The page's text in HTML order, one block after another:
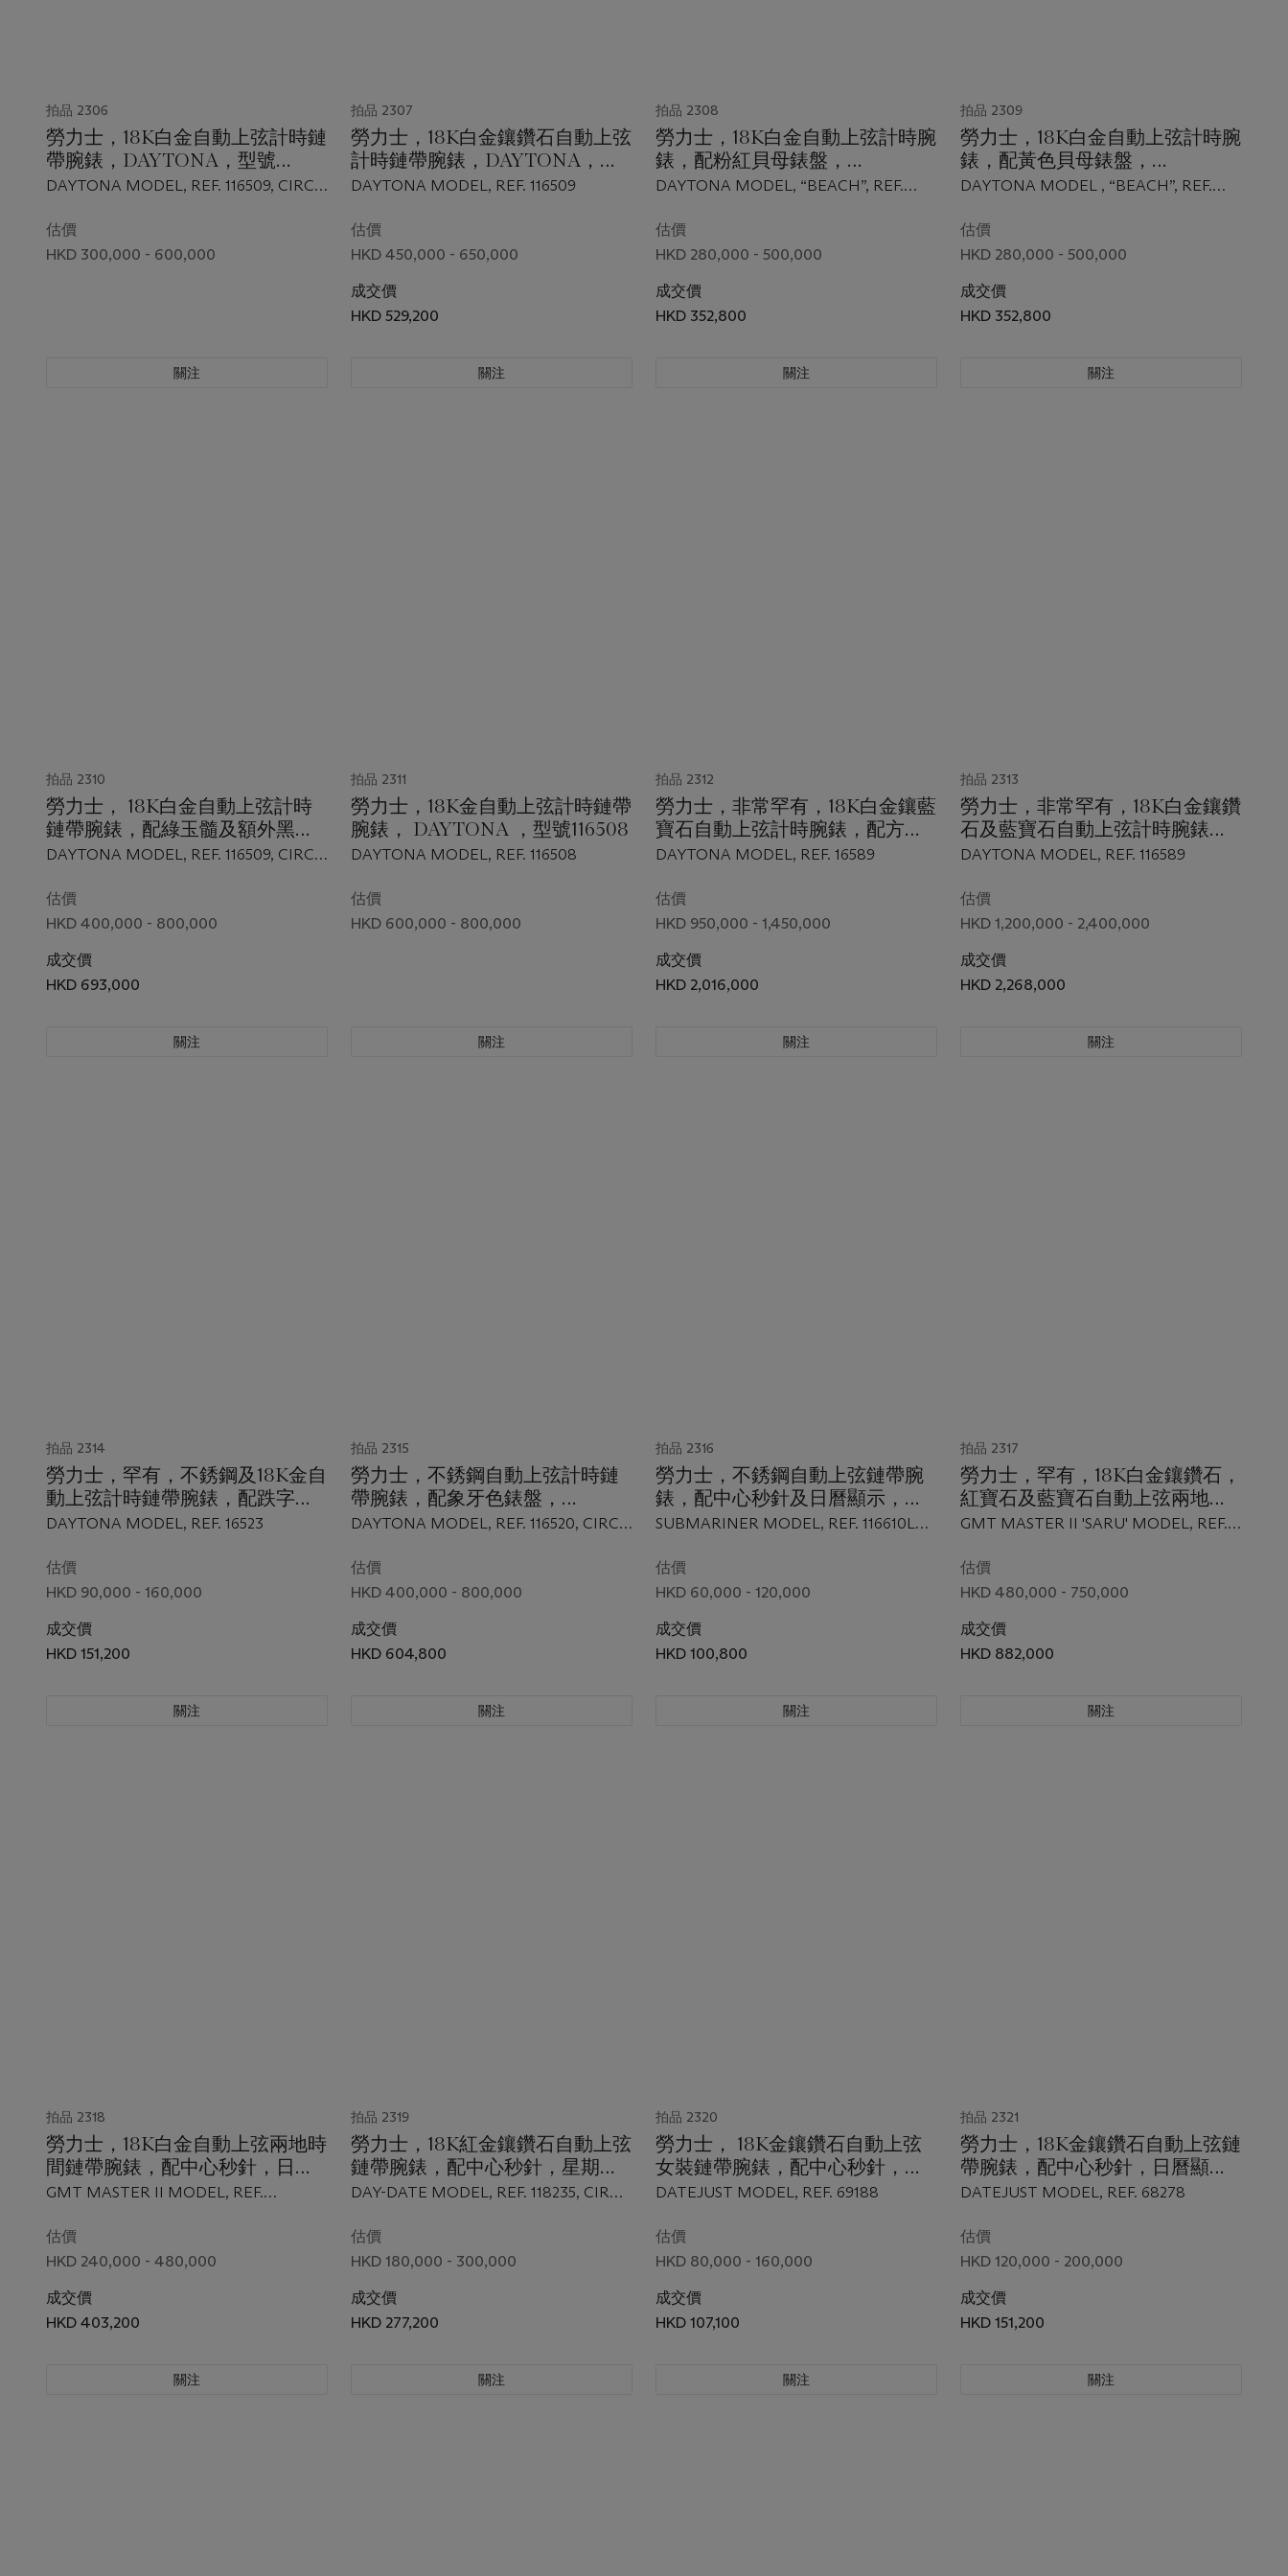
拍品 2306
勞力士，18K白金自動上弦計時鏈
帶腕錶，DAYTONA，型號
116509，約2020年製
DAYTONA MODEL, REF. 116509, CIRCA
估價
HKD 300,000 - 600,000
關注
拍品 2307
勞力士，18K白金鑲鑽石自動上弦
計時鏈帶腕錶，DAYTONA，型
號 116509
DAYTONA MODEL, REF. 116509
估價
HKD 450,000 - 650,000
成交價
HKD 529,200
關注
拍品 2308
勞力士，18K白金自動上弦計時腕
錶，配粉紅貝母錶盤，
DAYTONA，“BEACH”，型號
DAYTONA MODEL, “BEACH”, REF.
估價
HKD 280,000 - 500,000
成交價
HKD 352,800
關注
拍品 2309
勞力士，18K白金自動上弦計時腕
錶，配黃色貝母錶盤，
DAYTONA， “BEACH”，型號
DAYTONA MODEL , “BEACH”, REF.
估價
HKD 280,000 - 500,000
成交價
HKD 352,800
關注
拍品 2310
勞力士， 18K白金自動上弦計時
鏈帶腕錶，配綠玉髓及額外黑色
鑲鑽石錶盤及指針， DAYTONA
原廠證書，盒子及外包裝
DAYTONA MODEL, REF. 116509, CIRCA
估價
HKD 400,000 - 800,000
成交價
HKD 693,000
關注
拍品 2311
勞力士，18K金自動上弦計時鏈帶
腕錶， DAYTONA ，型號116508
DAYTONA MODEL, REF. 116508
估價
HKD 600,000 - 800,000
關注
拍品 2312
勞力士，非常罕有，18K白金鑲藍
寶石自動上弦計時腕錶，配方鈉
石鑲鑽石錶盤， DAYTONA ，型
DAYTONA MODEL, REF. 16589
估價
HKD 950,000 - 1,450,000
成交價
HKD 2,016,000
關注
拍品 2313
勞力士，非常罕有，18K白金鑲鑽
石及藍寶石自動上弦計時腕錶，
DAYTONA ，型號116589
DAYTONA MODEL, REF. 116589
估價
HKD 1,200,000 - 2,400,000
成交價
HKD 2,268,000
關注
拍品 2314
勞力士，罕有，不銹鋼及18K金自
動上弦計時鏈帶腕錶，配跌字錶
盤，DAYTONA，型號16523
DAYTONA MODEL, REF. 16523
估價
HKD 90,000 - 160,000
成交價
HKD 151,200
關注
拍品 2315
勞力士，不銹鋼自動上弦計時鏈
帶腕錶，配象牙色錶盤，
DAYTONA，型號 116520，約
外包裝
DAYTONA MODEL, REF. 116520, CIRCA
估價
HKD 400,000 - 800,000
成交價
HKD 604,800
關注
拍品 2316
勞力士，不銹鋼自動上弦鏈帶腕
錶，配中心秒針及日曆顯示，
SUBMARINER， 型號
證書，盒子及外包裝
SUBMARINER MODEL, REF. 116610LN,
估價
HKD 60,000 - 120,000
成交價
HKD 100,800
關注
拍品 2317
勞力士，罕有，18K白金鑲鑽石，
紅寶石及藍寶石自動上弦兩地時
間鏈帶腕錶，配中心秒針及日曆
'SARU'，型號116759SARU，約
2016年製，附原廠證書、盒子及
GMT MASTER II 'SARU' MODEL, REF.
估價
HKD 480,000 - 750,000
成交價
HKD 882,000
關注
拍品 2318
勞力士，18K白金自動上弦兩地時
間鏈帶腕錶，配中心秒針，日曆
顯示及隕石錶盤，GMT
126719BLRO，約2020年製，附
原廠證書、盒子及外包裝
GMT MASTER II MODEL, REF.
估價
HKD 240,000 - 480,000
成交價
HKD 403,200
關注
拍品 2319
勞力士，18K紅金鑲鑽石自動上弦
鏈帶腕錶，配中心秒針，星期、
日曆顯示及隕石錶盤，DAY-
製，附原廠證書、盒子及外包裝
DAY-DATE MODEL, REF. 118235, CIRCA
估價
HKD 180,000 - 300,000
成交價
HKD 277,200
關注
拍品 2320
勞力士， 18K金鑲鑽石自動上弦
女裝鏈帶腕錶，配中心秒針，日
曆顯示及青金石錶盤，
DATEJUST MODEL, REF. 69188
估價
HKD 80,000 - 160,000
成交價
HKD 107,100
關注
拍品 2321
勞力士，18K金鑲鑽石自動上弦鏈
帶腕錶，配中心秒針，日曆顯示
及青金石錶盤，DATEJUST， 型
DATEJUST MODEL, REF. 68278
估價
HKD 120,000 - 200,000
成交價
HKD 151,200
關注